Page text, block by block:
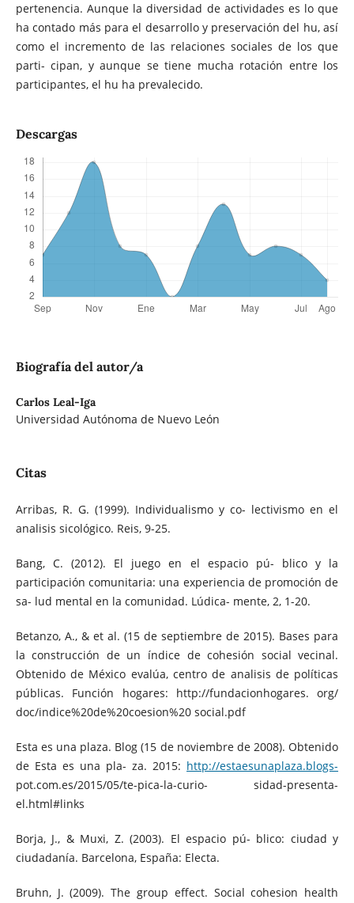
pertenencia. Aunque la diversidad de actividades es lo que
ha contado más para el desarrollo y preservación del hu, así
como el incremento de las relaciones sociales de los que
parti- cipan, y aunque se tiene mucha rotación entre los
participantes, el hu ha prevalecido.
Descargas
Biografía del autor/a
Carlos Leal-Iga
Universidad Autónoma de Nuevo León
Citas
Arribas, R. G. (1999). Individualismo y co- lectivismo en el
analisis sicológico. Reis, 9-25.
Bang, C. (2012). El juego en el espacio pú- blico y la
participación comunitaria: una experiencia de promoción de
sa- lud mental en la comunidad. Lúdica- mente, 2, 1-20.
Betanzo, A., & et al. (15 de septiembre de 2015). Bases para
la construcción de un índice de cohesión social vecinal.
Obtenido de México evalúa, centro de analisis de políticas
públicas. Función hogares: http://fundacionhogares. org/
doc/indice%20de%20coesion%20 social.pdf
Esta es una plaza. Blog (15 de noviembre de 2008). Obtenido
de Esta es una pla- za. 2015: http://estaesunaplaza.blogs-
pot.com.es/2015/05/te-pica-la-curio- sidad-presenta-
el.html#links
Borja, J., & Muxi, Z. (2003). El espacio pú- blico: ciudad y
ciudadanía. Barcelona, España: Electa.
Bruhn, J. (2009). The group effect. Social cohesion health